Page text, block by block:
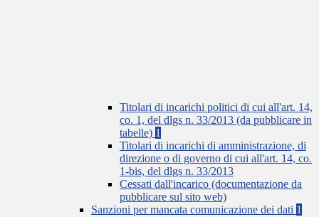
Titolari di incarichi politici di cui all'art. 14,
co. 1, del dlgs n. 33/2013 (da pubblicare in
tabelle) 1
Titolari di incarichi di amministrazione, di
direzione o di governo di cui all'art. 14, co.
1-bis, del dlgs n. 33/2013
Cessati dall'incarico (documentazione da
pubblicare sul sito web)
Sanzioni per mancata comunicazione dei dati 1